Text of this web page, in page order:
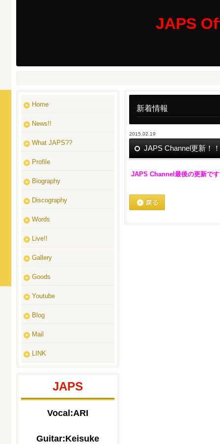
JAPS
新着情報
2015.02.19
JAPS Channel更新！！
JAPS Channel最後の更新で
Home
News!!
What JAPS??
Profile
Biography
Discography
Words
Live!!
Gallery
Goods
Youtube
Blog
Mail
LINK
JAPS
Vocal:ARI
Guitar:Keisuke